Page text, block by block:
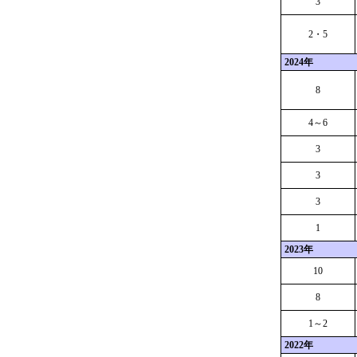
2・5
2024年
8
4～6
3
3
3
1
2023年
10
8
1～2
2022年